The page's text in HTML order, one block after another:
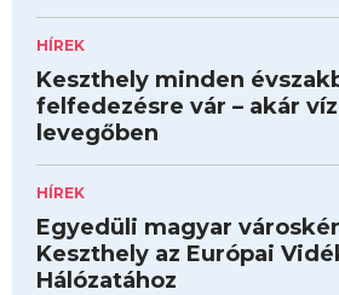
HÍREK
Keszthely minden
felfedezésre vár – akár
levegőben
HÍREK
Egyedüli magyar
Keszthely az Európai
Hálózatához